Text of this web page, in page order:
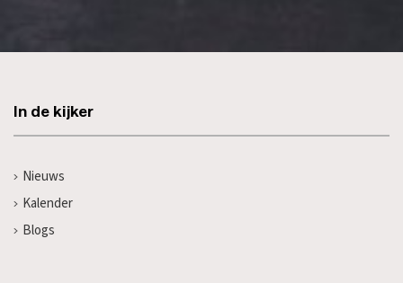
In de kijker
Nieuws
Kalender
Blogs